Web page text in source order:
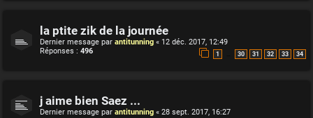
la ptite zik de la journée
Dernier message par antitunning « 12 déc. 2017, 12:49
Réponses : 496 1 30 31 32 33 34
j aime bien Saez ...
Dernier message par antitunning « 28 sept. 2017, 16:27